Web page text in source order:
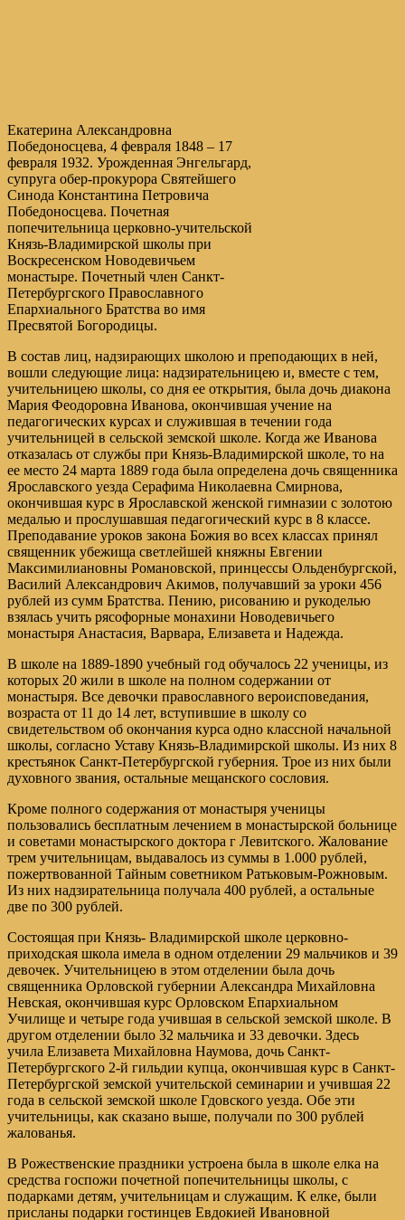
Екатерина Александровна
Победоносцева, 4 февраля 1848 – 17
февраля 1932. Урожденная Энгельгард,
супруга обер-прокурора Святейшего
Синода Константина Петровича
Победоносцева. Почетная
попечительница церковно-учительской
Князь-Владимирской школы при
Воскресенском Новодевичьем
монастыре. Почетный член Санкт-
Петербургского Православного
Епархиального Братства во имя
Пресвятой Богородицы.
В состав лиц, надзирающих школою и преподающих в ней,
вошли следующие лица: надзирательницею и, вместе с тем,
учительницею школы, со дня ее открытия, была дочь диакона
Мария Феодоровна Иванова, окончившая учение на
педагогических курсах и служившая в течении года
учительницей в сельской земской школе. Когда же Иванова
отказалась от службы при Князь-Владимирской школе, то на
ее место 24 марта 1889 года была определена дочь священника
Ярославского уезда Серафима Николаевна Смирнова,
окончившая курс в Ярославской женской гимназии с золотою
медалью и прослушавшая педагогический курс в 8 классе.
Преподавание уроков закона Божия во всех классах принял
священник убежища светлейшей княжны Евгении
Максимилиановны Романовской, принцессы Ольденбургской,
Василий Александрович Акимов, получавший за уроки 456
рублей из сумм Братства. Пению, рисованию и рукоделью
взялась учить рясофорные монахини Новодевичьего
монастыря Анастасия, Варвара, Елизавета и Надежда.
В школе на 1889-1890 учебный год обучалось 22 ученицы, из
которых 20 жили в школе на полном содержании от
монастыря. Все девочки православного вероисповедания,
возраста от 11 до 14 лет, вступившие в школу со
свидетельством об окончания курса одно классной начальной
школы, согласно Уставу Князь-Владимирской школы. Из них 8
крестьянок Санкт-Петербургской губерния. Трое из них были
духовного звания, остальные мещанского сословия.
Кроме полного содержания от монастыря ученицы
пользовались бесплатным лечением в монастырской больнице
и советами монастырского доктора г Левитского. Жалование
трем учительницам, выдавалось из суммы в 1.000 рублей,
пожертвованной Тайным советником Ратьковым-Рожновым.
Из них надзирательница получала 400 рублей, а остальные
две по 300 рублей.
Состоящая при Князь- Владимирской школе церковно-
приходская школа имела в одном отделении 29 мальчиков и 39
девочек. Учительницею в этом отделении была дочь
священника Орловской губернии Александра Михайловна
Невская, окончившая курс Орловском Епархиальном
Училище и четыре года учившая в сельской земской школе. В
другом отделении было 32 мальчика и 33 девочки. Здесь
учила Елизавета Михайловна Наумова, дочь Санкт-
Петербургского 2-й гильдии купца, окончившая курс в Санкт-
Петербургской земской учительской семинарии и учившая 22
года в сельской земской школе Гдовского уезда. Обе эти
учительницы, как сказано выше, получали по 300 рублей
жалованья.
В Рожественские праздники устроена была в школе елка на
средства госпожи почетной попечительницы школы, с
подарками детям, учительницам и служащим. К елке, были
присланы подарки гостинцев Евдокией Ивановной